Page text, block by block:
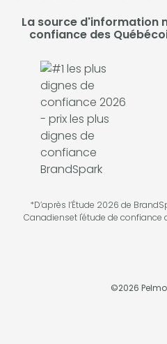
La source d'information
confiance des
*D’après l’Étude 2026 de
Canadienset l'étude de
©2026